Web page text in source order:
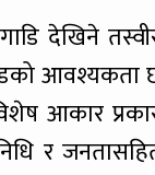
देखिने
आवश्यकता छ
आकार
र